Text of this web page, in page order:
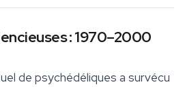
: 1970–2000
de psychédéliques a survécu